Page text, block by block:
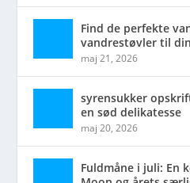
Find de perfekte
vandrestøvler til
maj 21, 2026
syrensukker
en sød delikatesse
maj 20, 2026
Fuldmåne i juli: En